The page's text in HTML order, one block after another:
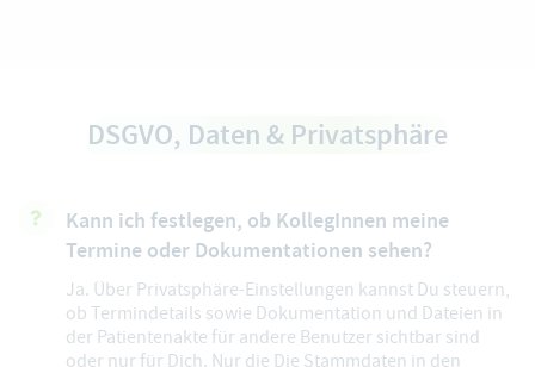
DSGVO, Daten & Privatsphäre
Kann ich festlegen, ob KollegInnen meine
Termine oder Dokumentationen sehen?
Ja. Über Privatsphäre-Einstellungen kannst Du steuern,
ob Termindetails sowie Dokumentation und Dateien in
der Patientenakte für andere Benutzer sichtbar sind
oder nur für Dich. Nur die Die Stammdaten in den